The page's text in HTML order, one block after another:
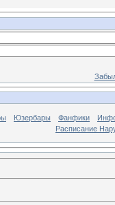
Юзербары Фанфики
Расписание